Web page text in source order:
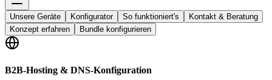
Unsere Geräte Konfigurator So funktioniert's
Kontakt & Beratung
Konzept erfahren
Bundle konfigurieren
B2B-Hosting & DNS-Konfiguration